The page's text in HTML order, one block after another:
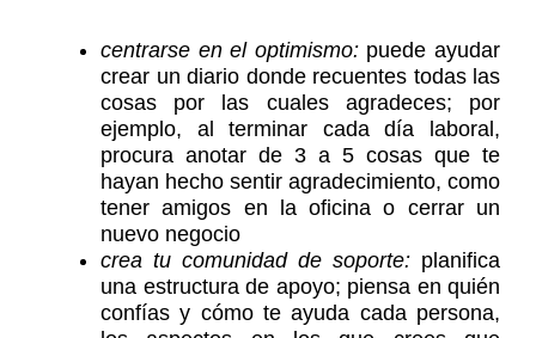
centrarse en el optimismo: puede ayudar
crear un diario donde recuentes todas las
cosas por las cuales agradeces; por
ejemplo, al terminar cada día laboral,
procura anotar de 3 a 5 cosas que te
hayan hecho sentir agradecimiento, como
tener amigos en la oficina o cerrar un
nuevo negocio
crea tu comunidad de soporte: planifica
una estructura de apoyo; piensa en quién
confías y cómo te ayuda cada persona,